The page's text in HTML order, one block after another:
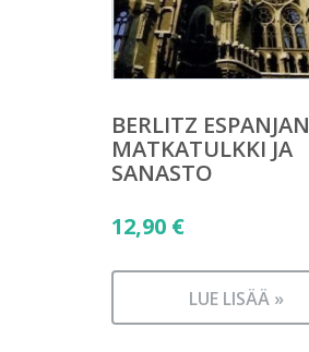
BERLITZ ESPANJAN
MATKATULKKI JA
SANASTO
12,90 €
LUE LISÄÄ »